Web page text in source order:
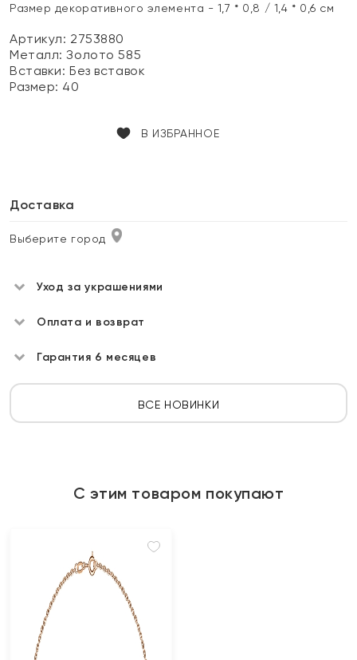
Размер декоративного элемента - 1,7 * 0,8 / 1,4 * 0,6 см
Артикул: 2753880
Металл:Золото 585
Вставки:Без вставок
Размер: 40
В ИЗБРАННОЕ
Доставка
Выберите город
Уход за украшениями
Оплата и возврат
Гарантия 6 месяцев
ВСЕ НОВИНКИ
С этим товаром покупают